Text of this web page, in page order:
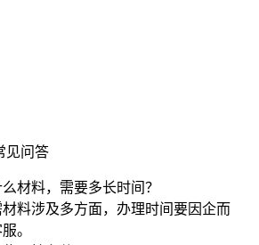
见问答
材料，需要多长时间？
料涉及多方面，办理时间要因企而
。